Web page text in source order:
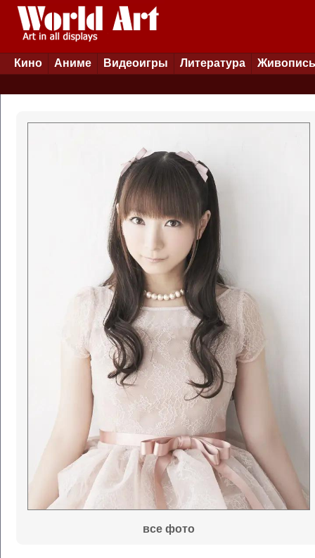
Кино Аниме Видеоигры Литература Живопись
все фото